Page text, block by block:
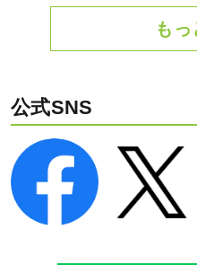
もっ
公式SNS